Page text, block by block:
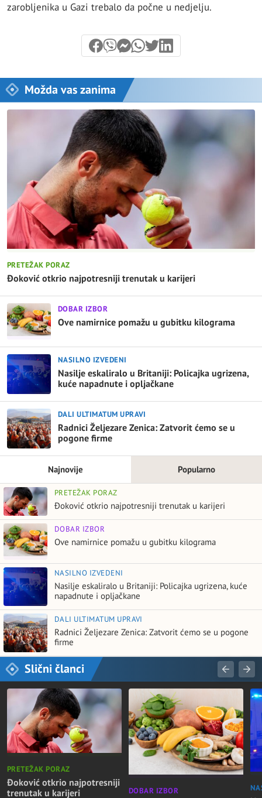
zarobljenika u Gazi trebalo da počne u nedjelju.
Možda vas zanima
PRETEŽAK PORAZ
Đoković otkrio najpotresniji trenutak u karijeri
DOBAR IZBOR
Ove namirnice pomažu u gubitku kilograma
NASILNO IZVEDENI
Nasilje eskaliralo u Britaniji: Policajka ugrizena,
kuće napadnute i opljačkane
DALI ULTIMATUM UPRAVI
Radnici Željezare Zenica: Zatvorit ćemo se u
pogone firme
Najnovije Popularno
PRETEŽAK PORAZ
Đoković otkrio najpotresniji trenutak u karijeri
DOBAR IZBOR
Ove namirnice pomažu u gubitku kilograma
NASILNO IZVEDENI
Nasilje eskaliralo u Britaniji: Policajka ugrizena, kuće
napadnute i opljačkane
DALI ULTIMATUM UPRAVI
Radnici Željezare Zenica: Zatvorit ćemo se u pogone
firme
Slični članci
PRETEŽAK PORAZ
Đoković otkrio najpotresniji
trenutak u karijeri
DOBAR IZBOR